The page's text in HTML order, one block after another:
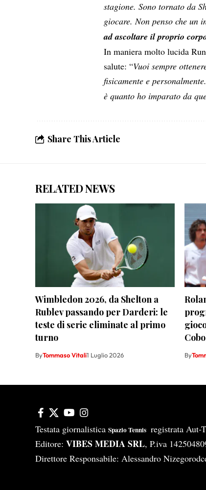
stagione. Sono tornato da
giocare. Non penso che un
ad ascoltare il proprio
In maniera molto lucida
salute: “Vuoi sempre
fisicamente e
è quanto ho imparato da
Share This Article
RELATED NEWS
Wimbledon 2026, da Shelton a
Rublev passando per Darderi: le
teste di serie eliminate al primo
turno
ByTommaso Vitali1 Luglio 2026 By
Testata giornalistica Spazio Tennis registrata Aut-
Editore: VIBES MEDIA SRL, P.iva
Direttore Responsabile: Alessandro